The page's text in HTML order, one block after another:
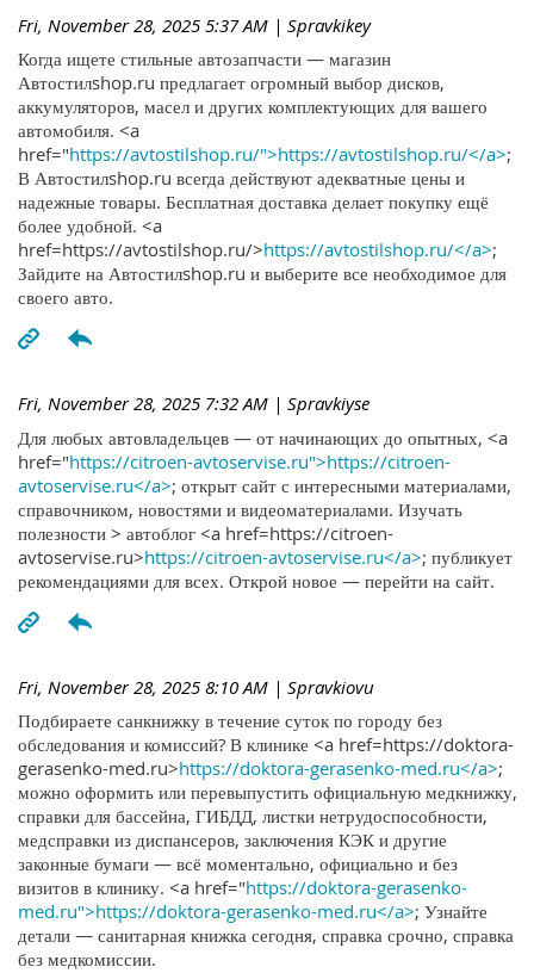
Fri, November 28, 2025 5:37 AM | Spravkikey
Когда ищете стильные автозапчасти — магазин
Автостилshop.ru предлагает огромный выбор дисков,
аккумуляторов, масел и других комплектующих для вашего
автомобиля. <a
href="https://avtostilshop.ru/">https://avtostilshop.ru/</a>;
В Автостилshop.ru всегда действуют адекватные цены и
надежные товары. Бесплатная доставка делает покупку ещё
более удобной. <a
href=https://avtostilshop.ru/>https://avtostilshop.ru/</a>;
Зайдите на Автостилshop.ru и выберите все необходимое для
своего авто.
Fri, November 28, 2025 7:32 AM | Spravkiyse
Для любых автовладельцев — от начинающих до опытных, <a
href="https://citroen-avtoservise.ru">https://citroen-
avtoservise.ru</a>; открыт сайт с интересными материалами,
справочником, новостями и видеоматериалами. Изучать
полезности > автоблог <a href=https://citroen-
avtoservise.ru>https://citroen-avtoservise.ru</a>; публикует
рекомендациями для всех. Открой новое — перейти на сайт.
Fri, November 28, 2025 8:10 AM | Spravkiovu
Подбираете санкнижку в течение суток по городу без
обследования и комиссий? В клинике <a href=https://doktora-
gerasenko-med.ru>https://doktora-gerasenko-med.ru</a>;
можно оформить или перевыпустить официальную медкнижку,
справки для бассейна, ГИБДД, листки нетрудоспособности,
медсправки из диспансеров, заключения КЭК и другие
законные бумаги — всё моментально, официально и без
визитов в клинику. <a href="https://doktora-gerasenko-
med.ru">https://doktora-gerasenko-med.ru</a>; Узнайте
детали — санитарная книжка сегодня, справка срочно, справка
без медкомиссии.